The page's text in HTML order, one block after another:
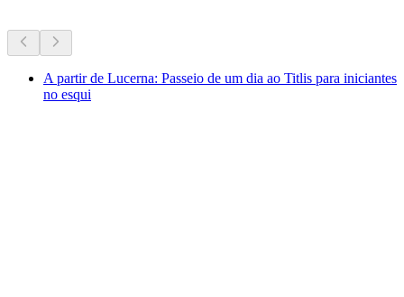
A partir de Lucerna: Passeio de um dia ao Titlis para iniciantes
no esqui